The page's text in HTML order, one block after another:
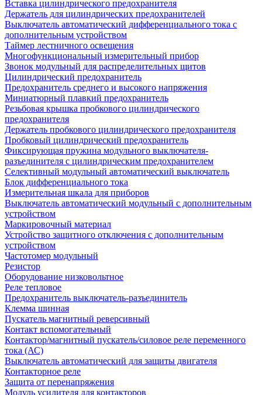
Вставка цилиндрического предохранителя
Держатель для цилиндрических предохранителей
Выключатель автоматический дифференциального тока с
дополнительным устройством
Таймер лестничного освещения
Многофункциональный измерительный прибор
Звонок модульный для распределительных щитов
Цилиндрический предохранитель
Предохранитель среднего и высокого напряжения
Миниатюрный плавкий предохранитель
Резьбовая крышка пробкового цилиндрического
предохранителя
Держатель пробкового цилиндрического предохранителя
Пробковый цилиндрический предохранитель
Фиксирующая пружина модульного выключателя-
разъединителя с цилиндрическим предохранителем
Селективный модульный автоматический выключатель
Блок дифференциального тока
Измерительная шкала для приборов
Выключатель автоматический модульный с дополнительным
устройством
Маркировочный материал
Устройство защитного отключения с дополнительным
устройством
Частотомер модульный
Резистор
Оборудование низковольтное
Реле тепловое
Предохранитель выключатель-разъединитель
Клемма шинная
Пускатель магнитный реверсивный
Контакт вспомогательный
Контактор/магнитный пускатель/силовое реле переменного
тока (АС)
Выключатель автоматический для защиты двигателя
Контакторное реле
Защита от перенапряжения
Модуль усилителя для контакторов